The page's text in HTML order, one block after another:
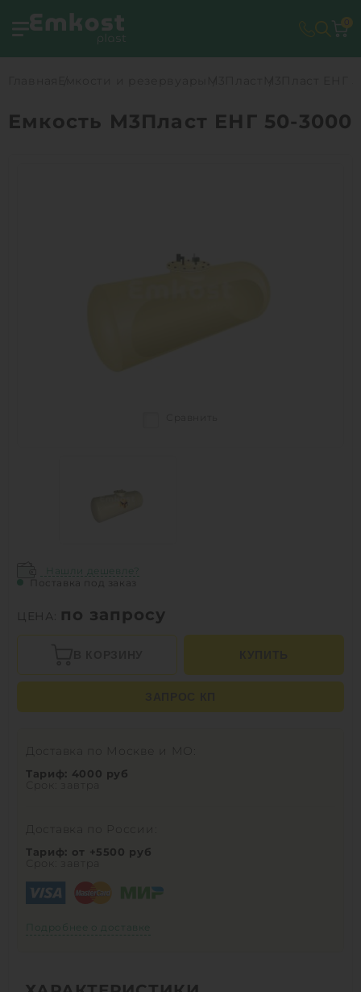
Емкость М3Пласт ЕНГ 50-3000
Нашли дешевле?
Поставка под заказ
ЦЕНА: по запросу
Доставка по Москве и МО:
Тариф: 4000 руб
Срок: завтра
Доставка по России:
Тариф: от +5500 руб
Срок: завтра
Подробнее о доставке